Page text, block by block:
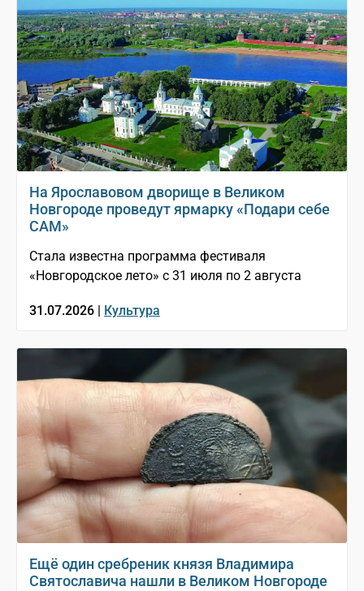
На Ярославовом дворище в Великом
Новгороде проведут ярмарку «Подари себе
САМ»
Стала известна программа фестиваля
«Новгородское лето» с 31 июля по 2 августа
31.07.2026 | Культура
Ещё один сребреник князя Владимира
Святославича нашли в Великом Новгороде